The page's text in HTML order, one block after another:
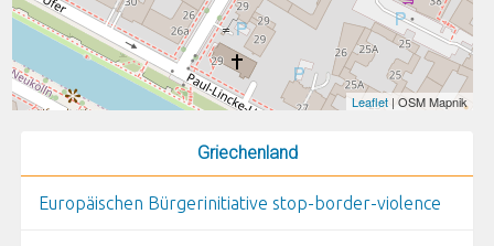
Leaflet| OSM Mapnik
Griechenland
Europäischen Bürgerinitiative stop-border-violence